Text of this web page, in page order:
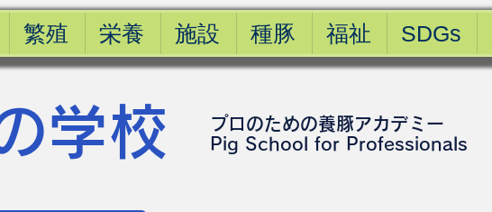
繁殖 栄養 施設 種豚 福祉 SDGs
学校
プロのための養豚アカデミー
​Pig School for Professionals